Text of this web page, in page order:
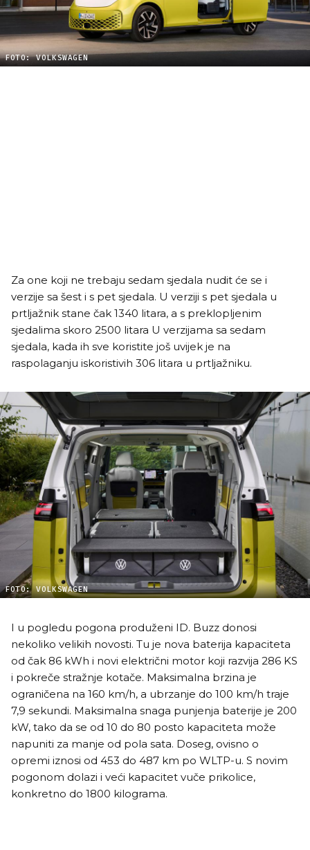
FOTO: VOLKSWAGEN
Za one koji ne trebaju sedam sjedala nudit će se i
verzije sa šest i s pet sjedala. U verziji s pet sjedala u
prtljažnik stane čak 1340 litara, a s preklopljenim
sjedalima skoro 2500 litara U verzijama sa sedam
sjedala, kada ih sve koristite još uvijek je na
raspolaganju iskoristivih 306 litara u prtljažniku.
FOTO: VOLKSWAGEN
I u pogledu pogona produženi ID. Buzz donosi
nekoliko velikih novosti. Tu je nova baterija kapaciteta
od čak 86 kWh i novi električni motor koji razvija 286 KS
i pokreče stražnje kotače. Maksimalna brzina je
ograničena na 160 km/h, a ubrzanje do 100 km/h traje
7,9 sekundi. Maksimalna snaga punjenja baterije je 200
kW, tako da se od 10 do 80 posto kapaciteta može
napuniti za manje od pola sata. Doseg, ovisno o
opremi iznosi od 453 do 487 km po WLTP-u. S novim
pogonom dolazi i veći kapacitet vuče prikolice,
konkretno do 1800 kilograma.